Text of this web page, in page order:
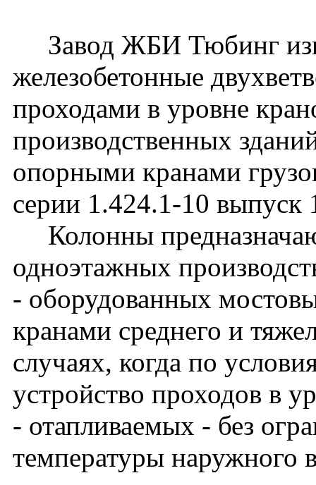
Завод ЖБИ Тюбинг
железобетонные
проходами в уровне
производственных
опорными кранами
серии 1.424.1-10 выпуск
Колонны
одноэтажных
- оборудованных
кранами среднего и
случаях, когда по
устройство проходов в
- отапливаемых - без
температуры наружного